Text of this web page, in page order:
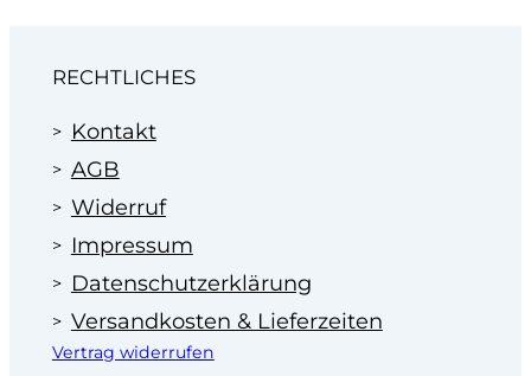
Profitieren Sie von unserer Erfahrung
Autohäusern seit 1995.
RECHTLICHES
Kontakt
AGB
Widerruf
Impressum
Datenschutzerklärung
Versandkosten & Lieferzeiten
Vertrag widerrufen